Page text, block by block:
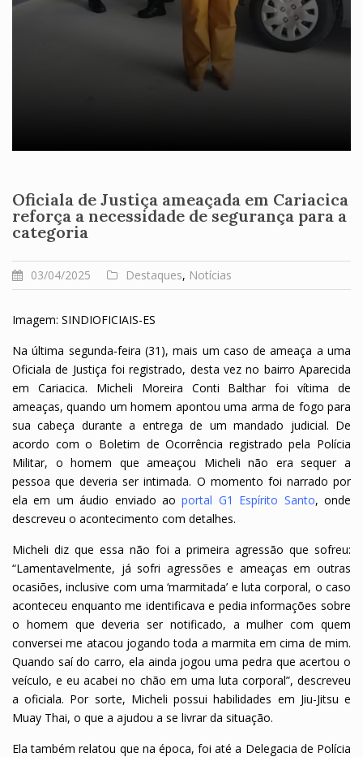
Oficiala de Justiça ameaçada em Cariacica
reforça a necessidade de segurança para a
categoria
03/04/2025 Destaques, Notícias
Imagem: SINDIOFICIAIS-ES
Na última segunda-feira (31), mais um caso de ameaça a uma
Oficiala de Justiça foi registrado, desta vez no bairro Aparecida
em Cariacica. Micheli Moreira Conti Balthar foi vítima de
ameaças, quando um homem apontou uma arma de fogo para
sua cabeça durante a entrega de um mandado judicial. De
acordo com o Boletim de Ocorrência registrado pela Polícia
Militar, o homem que ameaçou Micheli não era sequer a
pessoa que deveria ser intimada. O momento foi narrado por
ela em um áudio enviado aoportal G1 Espírito Santo, onde
descreveu o acontecimento com detalhes.
Micheli diz que essa não foi a primeira agressão que sofreu:
“Lamentavelmente, já sofri agressões e ameaças em outras
ocasiões, inclusive com uma ‘marmitada’ e luta corporal, o caso
aconteceu enquanto me identificava e pedia informações sobre
o homem que deveria ser notificado, a mulher com quem
conversei me atacou jogando toda a marmita em cima de mim.
Quando saí do carro, ela ainda jogou uma pedra que acertou o
veículo, e eu acabei no chão em uma luta corporal”, descreveu
a oficiala. Por sorte, Micheli possui habilidades em Jiu-Jitsu e
Muay Thai, o que a ajudou a se livrar da situação.
Ela também relatou que na época, foi até a Delegacia de Polícia